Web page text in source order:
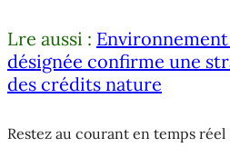
Lre aussi :
désignée confirme une
des crédits nature
Restez au courant en temps réel